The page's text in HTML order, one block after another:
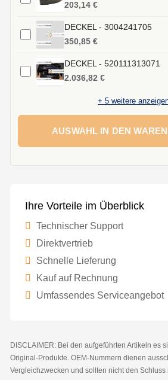
203,14 €
DECKEL - 3004241705
350,85 €
DECKEL - 520111313071
2.036,82 €
+ 5 weitere
AUSWAHL IN DEN
Ihre Vorteile im Überblick
Technischer Support
Direktvertrieb
Schnelle Lieferung
Kauf auf Rechnung
Umfassendes Serviceangebot
DISCLAIMER: Bei den aufgeführten Artikeln es
Original-Produkte. OEM-Nummern dienen
Vergleichzwecken und sollten nicht den